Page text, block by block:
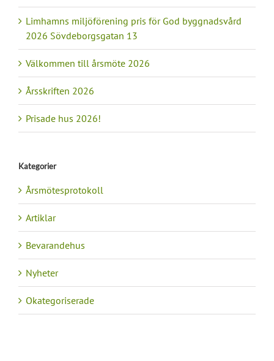
Limhamns miljöförening pris för God byggnadsvård
2026 Sövdeborgsgatan 13
Välkommen till årsmöte 2026
Årsskriften 2026
Prisade hus 2026!
Kategorier
Årsmötesprotokoll
Artiklar
Bevarandehus
Nyheter
Okategoriserade